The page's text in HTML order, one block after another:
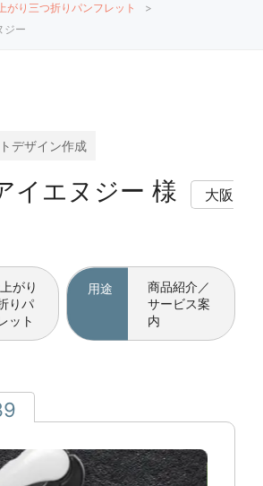
がり三つ折りパンフレット
>
ジー
デザイン作成
イエヌジー 様
大阪
がり
りパ
ット
用途
商品紹介／
サービス案
内